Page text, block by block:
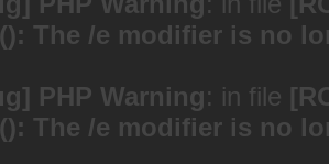
The /e modifier is no
PHP Warning: in file
The /e modifier is no